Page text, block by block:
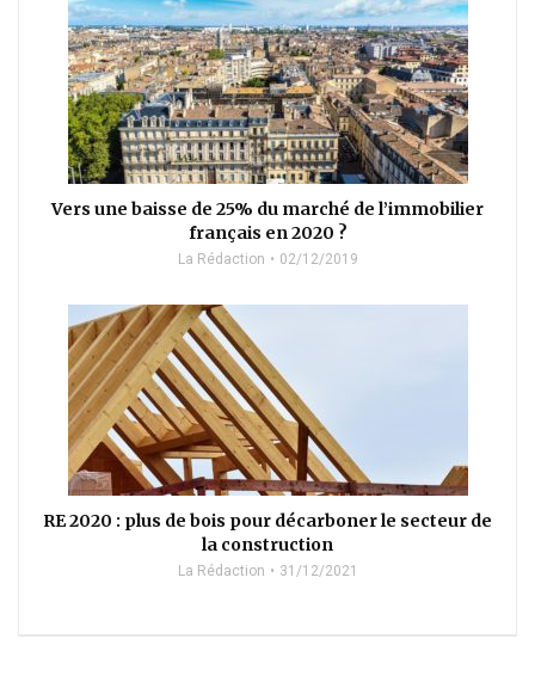
Vers une baisse de 25% du marché de l’immobilier
français en 2020 ?
La Rédaction 02/12/2019
RE 2020 : plus de bois pour décarboner le secteur de
la construction
La Rédaction 31/12/2021